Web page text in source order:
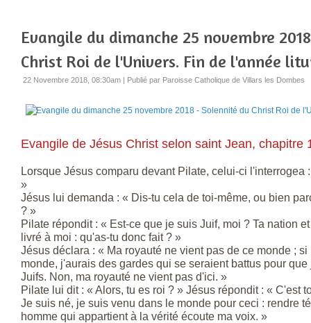
Evangile du dimanche 25 novembre
Christ Roi de l'Univers. Fin de l'année
22 Novembre 2018, 08:30am | Publié par Paroisse Catholique de Villars les Dombes
Evangile de Jésus Christ selon saint Jean, chapitre
Lorsque Jésus comparu devant Pilate, celui-ci l'interrogea
»
Jésus lui demanda : « Dis-tu cela de toi-même, ou bien
? »
Pilate répondit : « Est-ce que je suis Juif, moi ? Ta nation
livré à moi : qu'as-tu donc fait ? »
Jésus déclara : « Ma royauté ne vient pas de ce monde ;
monde, j'aurais des gardes qui se seraient battus pour
Juifs. Non, ma royauté ne vient pas d'ici. »
Pilate lui dit : « Alors, tu es roi ? » Jésus répondit : « C'est
Je suis né, je suis venu dans le monde pour ceci : rendre
homme qui appartient à la vérité écoute ma voix. »